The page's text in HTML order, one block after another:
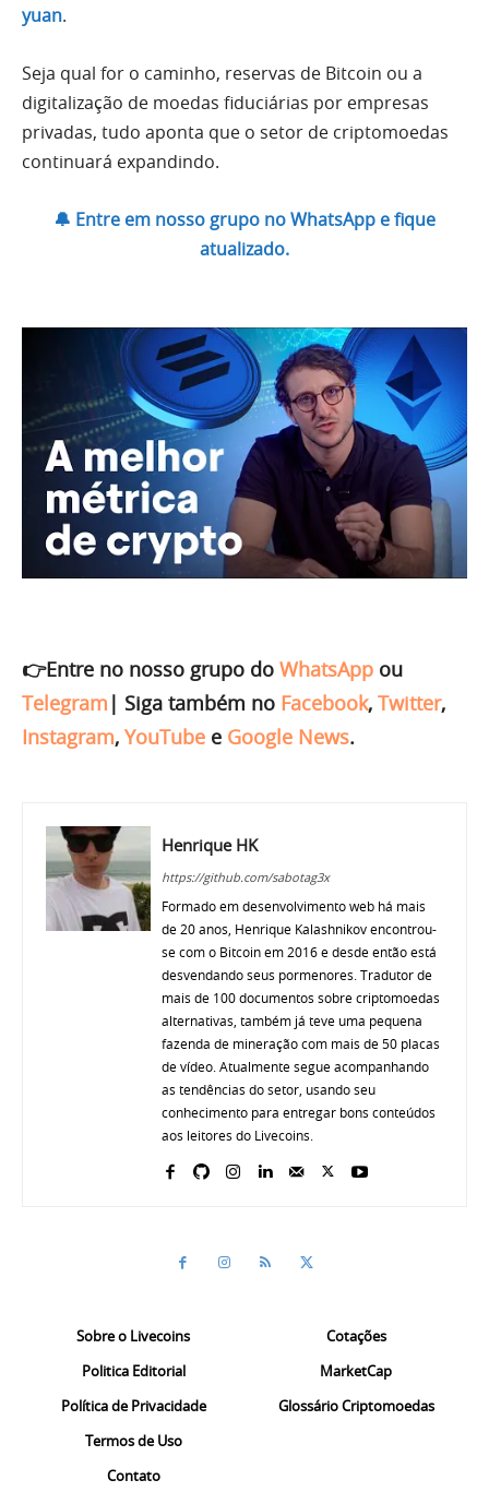
yuan.
Seja qual for o caminho, reservas de Bitcoin ou a
digitalização de moedas fiduciárias por empresas
privadas, tudo aponta que o setor de criptomoedas
continuará expandindo.
🔔 Entre em nosso grupo no WhatsApp e fique
atualizado.
👉Entre no nosso grupo do WhatsApp ou
Telegram | Siga também no Facebook, Twitter,
Instagram, YouTube e Google News.
Henrique HK
https://github.com/sabotag3x
Formado em desenvolvimento web há mais
de 20 anos, Henrique Kalashnikov encontrou-
se com o Bitcoin em 2016 e desde então está
desvendando seus pormenores. Tradutor de
mais de 100 documentos sobre criptomoedas
alternativas, também já teve uma pequena
fazenda de mineração com mais de 50 placas
de vídeo. Atualmente segue acompanhando
as tendências do setor, usando seu
conhecimento para entregar bons conteúdos
aos leitores do Livecoins.
Sobre o Livecoins
Politica Editorial
Política de Privacidade
Termos de Uso
Contato
Cotações
MarketCap
Glossário Criptomoedas